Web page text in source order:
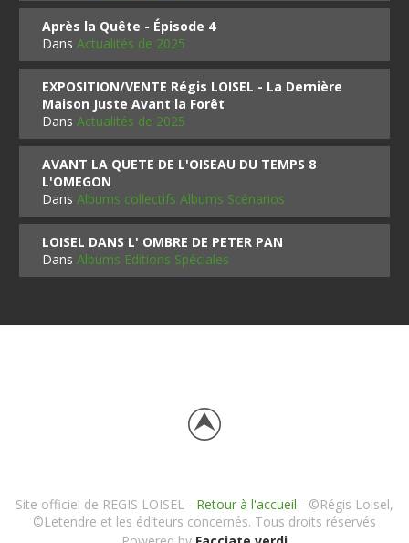
Après la Quête - Épisode 4
DansActualités de 2025
EXPOSITION/VENTE Régis LOISEL - La Dernière
Maison Juste Avant la Forêt
DansActualités de 2025
AVANT LA QUETE DE L'OISEAU DU TEMPS 8
L'OMEGON
DansAlbums collectifs Albums Scénarios
LOISEL DANS L' OMBRE DE PETER PAN
DansAlbums Editions Spéciales
Site officiel de REGIS LOISEL - Retour à l'accueil - ©Régis Loisel,
©Letendre et les éditeurs concernés. Tous droits réservés